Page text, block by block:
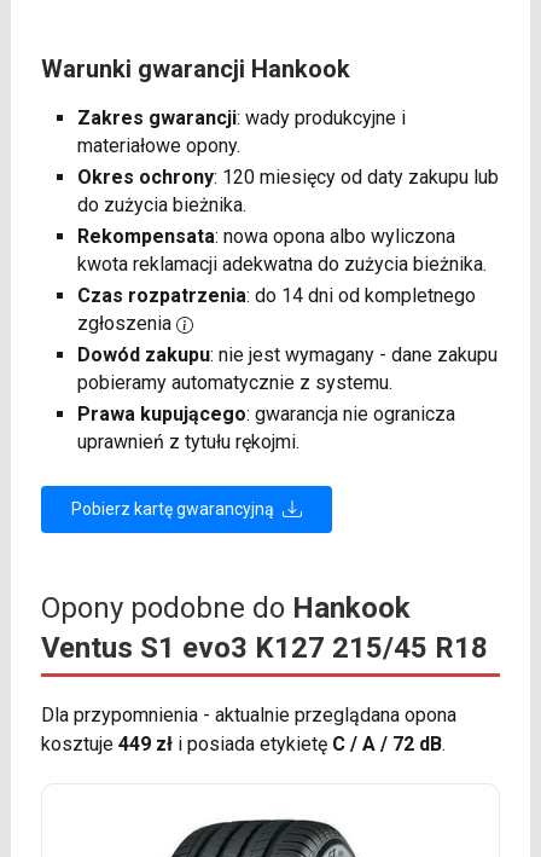
Warunki gwarancji Hankook
Zakres gwarancji: wady produkcyjne i
materiałowe opony.
Okres ochrony: 120 miesięcy od daty zakupu lub
do zużycia bieżnika.
Rekompensata: nowa opona albo wyliczona
kwota reklamacji adekwatna do zużycia bieżnika.
Czas rozpatrzenia: do 14 dni od kompletnego
zgłoszenia
Dowód zakupu: nie jest wymagany - dane zakupu
pobieramy automatycznie z systemu.
Prawa kupującego: gwarancja nie ogranicza
uprawnień z tytułu rękojmi.
Pobierz kartę gwarancyjną
Opony podobne do Hankook
Ventus S1 evo3 K127 215/45 R18
Dla przypomnienia - aktualnie przeglądana opona
kosztuje 449 złi posiada etykietę C / A / 72 dB.